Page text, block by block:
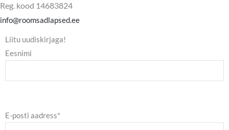
o
o
k
g
r
a
m
Reg. kood 14683824
info@roomsadlapsed.ee
Liitu uudiskirjaga!
Eesnimi
E-posti aadress*